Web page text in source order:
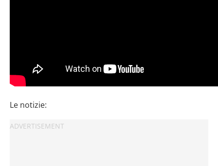
Le notizie: